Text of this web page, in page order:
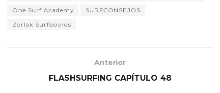
One Surf Academy
SURFCONSEJOS
Zorlak Surfboards
Anterior
FLASHSURFING CAPÍTULO 48